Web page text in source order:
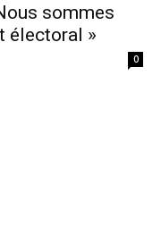
sommes
électoral »
0